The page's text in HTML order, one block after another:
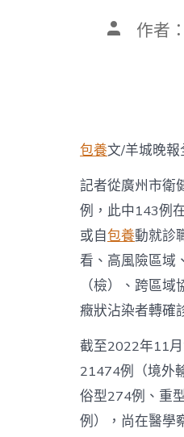
文 作者：
包養文/羊城晚報
記者從廣州市衛
例，此中143例
或自包養動就診
看、高風險區域
（檢）、跨區
癥狀沾染者轉確
截至2022年11
21474例（境外
俗型274例、重
例），尚在醫學